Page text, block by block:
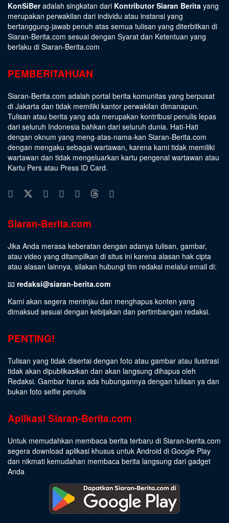
KonSiBeradalah singkatan dari Kontributor Siaran Berita yang
merupakan perwakilan dari individu atau instansi yang
bertanggung-jawab penuh atas semua tulisan yang diterbitkan di
Siaran-Berita.com sesuai dengan Syarat dan Ketentuan yang
berlaku di Siaran-Berita.com
PEMBERITAHUAN
Siaran-Berita.com adalah portal berita komunitas yang berpusat
di Jakarta dan tidak memiliki kantor perwakilan dimanapun.
Tulisan atau berita yang ada merupakan kontribusi penulis lepas
dari seluruh Indonesia bahkan dari seluruh dunia. Hati-Hati
dengan oknum yang meng-atas-nama-kan Siaran-Berita.com
dengan mengaku sebagai wartawan, karena kami tidak memiliki
wartawan dan tidak mengeluarkan kartu pengenal wartawan atau
Kartu Pers atau Press ID Card.
Siaran-Berita.com
Jika Anda merasa keberatan dengan adanya tulisan, gambar,
atau video yang ditampilkan di situs ini karena alasan hak cipta
atau alasan lainnya, silakan hubungi tim redaksi melalui email di:
📧 redaksi@siaran-berita.com
Kami akan segera meninjau dan menghapus konten yang
dimaksud sesuai dengan kebijakan dan pertimbangan redaksi.
PENTING!
Tulisan yang tidak disertai dengan foto atau gambar atau ilustrasi
tidak akan dipublikasikan dan akan langsung dihapus oleh
Redaksi. Gambar harus ada hubungannya dengan tulisan ya dan
bukan foto selfie penulis
Aplikasi Siaran-Berita.com
Untuk memudahkan membaca berita terbaru di Siaran-berita.com
segera download aplikasi khusus untuk Android di Google Play
dan nikmati kemudahan membaca berita langsung dari gadget
Anda